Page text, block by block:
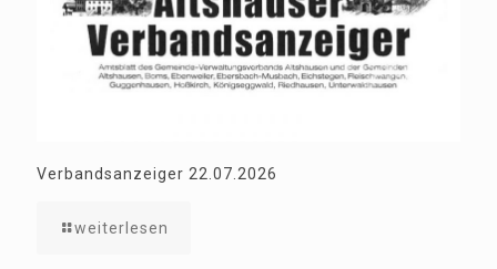
Verbandsanzeiger 22.07.2026
weiterlesen